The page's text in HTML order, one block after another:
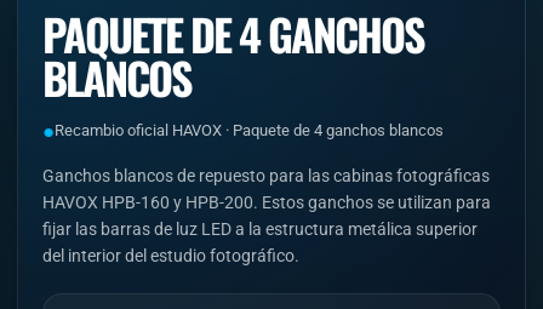
PAQUETE DE 4 GANCHOS
BLANCOS
●Recambio oficial HAVOX · Paquete de 4 ganchos blancos
Ganchos blancos de repuesto para las cabinas fotográficas
HAVOX HPB-160 y HPB-200. Estos ganchos se utilizan para
fijar las barras de luz LED a la estructura metálica superior
del interior del estudio fotográfico.